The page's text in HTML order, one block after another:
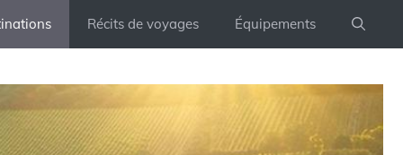
Récits de voyages Équipements